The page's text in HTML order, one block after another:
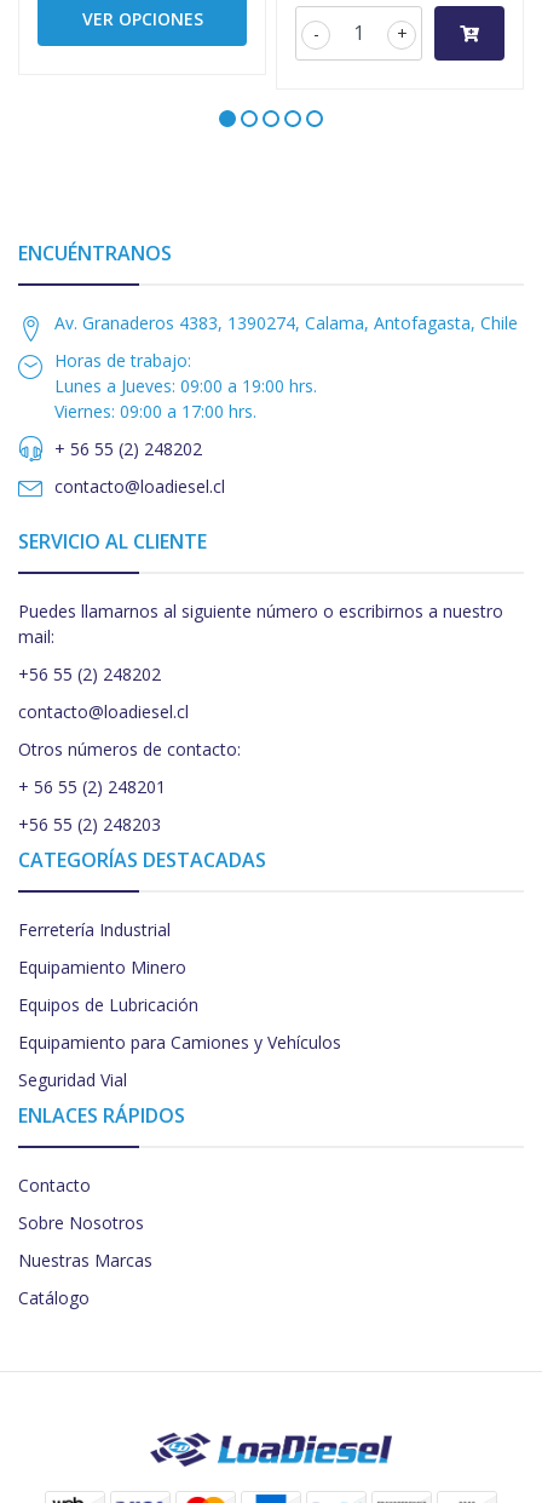
VER OPCIONES
+
-
ENCUÉNTRANOS
Av. Granaderos 4383, 1390274, Calama, Antofagasta, Chile
Horas de trabajo:
Lunes a Jueves: 09:00 a 19:00 hrs.
Viernes: 09:00 a 17:00 hrs.
+ 56 55 (2) 248202
contacto@loadiesel.cl
SERVICIO AL CLIENTE
Puedes llamarnos al siguiente número o escribirnos a nuestro
mail:
+56 55 (2) 248202
contacto@loadiesel.cl
Otros números de contacto:
+ 56 55 (2) 248201
+56 55 (2) 248203
CATEGORÍAS DESTACADAS
Ferretería Industrial
Equipamiento Minero
Equipos de Lubricación
Equipamiento para Camiones y Vehículos
Seguridad Vial
ENLACES RÁPIDOS
Contacto
Sobre Nosotros
Nuestras Marcas
Catálogo